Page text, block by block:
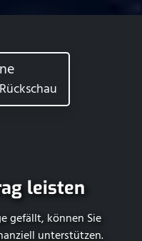
leisten
gefällt, können Sie
unterstützen.